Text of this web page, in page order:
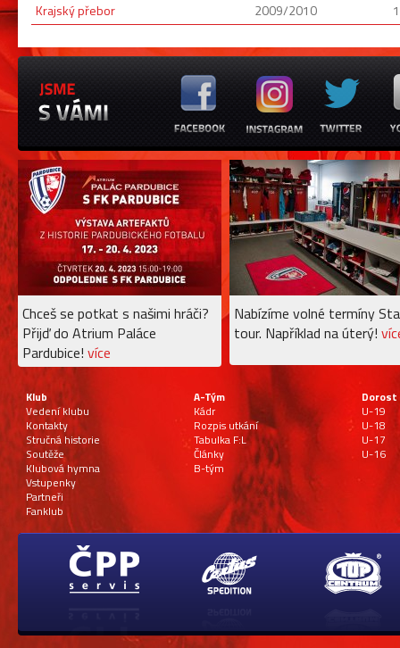
Krajský přebor
2009/2010 1
Chceš se potkat s našimi hráči?
Přijď do Atrium Paláce
Pardubice! více
Nabízíme volné termíny
tour. Například na úterý!
Klub
Vedení klubu
Kontakty
Stručná historie
Soutěže
Klubová hymna
Vstupenky
Partneři
Fanklub
A-Tým
Kádr
Rozpis utkání
Tabulka F:L
Články
B-tým
Dorost
U-19
U-18
U-17
U-16